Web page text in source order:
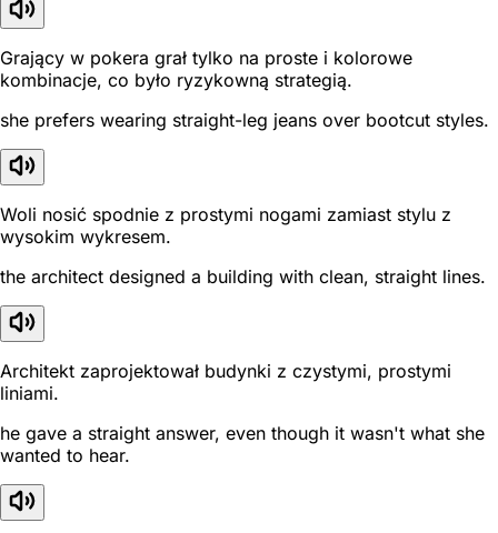
Grający w pokera grał tylko na proste i kolorowe
kombinacje, co było ryzykowną strategią.
she prefers wearing straight-leg jeans over bootcut styles.
Woli nosić spodnie z prostymi nogami zamiast stylu z
wysokim wykresem.
the architect designed a building with clean, straight lines.
Architekt zaprojektował budynki z czystymi, prostymi
liniami.
he gave a straight answer, even though it wasn't what she
wanted to hear.